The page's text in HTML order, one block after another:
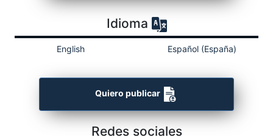
Idioma
English Español (España)
Quiero publicar
Redes sociales